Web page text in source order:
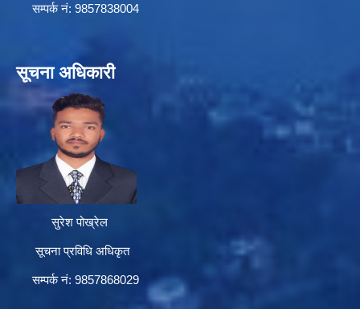
सम्पर्क न‌ं: 9857838004
सूचना अधिकारी
सुरेश पोख्रेल
सूचना प्रविधि अधिकृत
सम्पर्क नं: 9857868029